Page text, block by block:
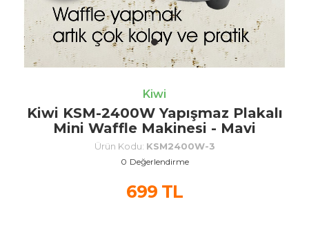
Kiwi
Kiwi KSM-2400W Yapışmaz Plakalı
Mini Waffle Makinesi - Mavi
Ürün Kodu: KSM2400W-3
0 Değerlendirme
699 TL